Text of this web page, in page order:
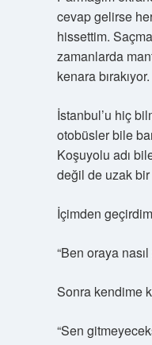
cevap gelirse
hissettim.
zamanlarda
kenara bırakıyor.
İstanbul’u hiç
otobüsler bile
Koşuyolu adı
değil de uzak
İçimden
“Ben oraya
Sonra kendime
“Sen